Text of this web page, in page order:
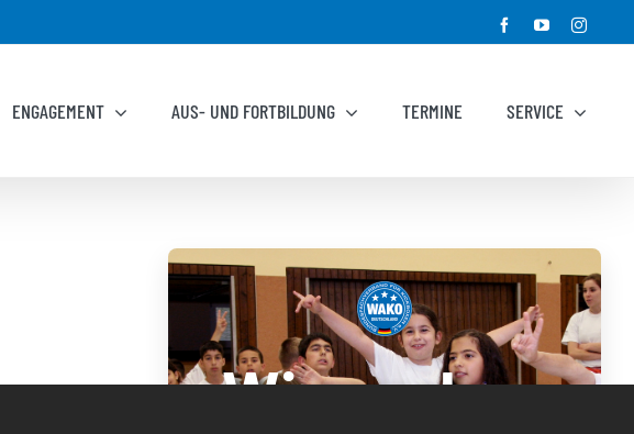
FacebookYouTube
ENGAGEMENT AUS- UND FORTBILDUNG TERMINE SERVICE
Wir suchen